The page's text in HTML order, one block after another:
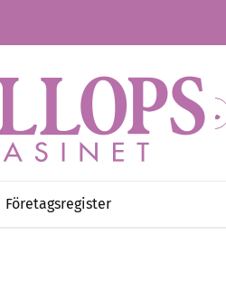
Företagsregister